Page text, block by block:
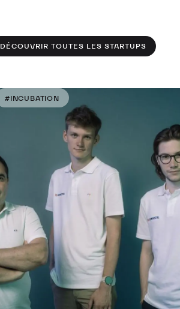
DÉCOUVRIR TOUTES LES STARTUPS
#INCUBATION